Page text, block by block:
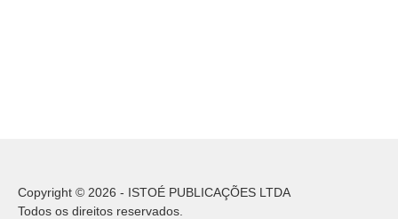
Copyright © 2026 - ISTOÉ PUBLICAÇÕES LTDA
Todos os direitos reservados.